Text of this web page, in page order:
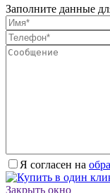
Заполните данные
Я согласен на
Закрыть окно